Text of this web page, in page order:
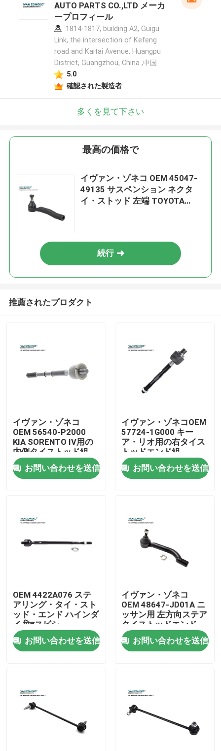
家
私たちに関しては
工場見学
品質管理
ニュース
AUTO PARTS CO.,LTD メーカ
ープロフィール
1814-1817, building A2, Guigu ·
Link, the intersection of Kefeng
road and Kaitai Avenue, Huangpu
District, Guangzhou, China ,中国
5.0
確認された製造者
多くを見て下さい
最高の価格で
イヴァン・ゾネコ OEM 45047-
49135 サスペンション ネクタ
イ・ストッド 左端 TOYOTA
続行
推薦されたプロダクト
イヴァン・ゾネコ
OEM 56540-P2000
KIA SORENTO IV用の
内側タイストッド組
お問い合わせを送信
イヴァン・ゾネコOEM
57724-1G000 キー
ア・リオ用の右タイス
トッドエンド組
お問い合わせを送信
OEM 4422A076 ステ
アリング・タイ・スト
ッド・エンド ハインダ
イ मितスビシ
お問い合わせを送信
イヴァン・ゾネコ
OEM 48647-JD01A ニ
ッサン用 左方向ステア
タイストッドエンド
お問い合わせを送信